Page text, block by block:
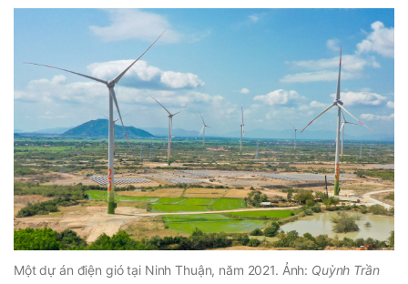
Một dự án điện gió tại Ninh Thuận, năm 2021. Ảnh: Quỳnh Trần